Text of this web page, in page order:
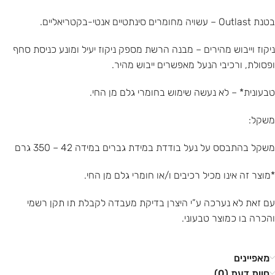
בטנת Outlast – עשויה מחומרים סינתטיים אנטי-בקטריאליים.
ניקוז וייבוש מהירים – מבנה הרשת מספק ניקוז יעיל ומונע כניסת סחף
ופסולת, ורכיבי הנעל מאפשרים ייבוש מהיר.
טבעונית* – לא נעשה שימוש בחומרי גלם מן החי.
משקל:
משקל בהתבסס על נעל בודדת במידת גברים במידה 42 – 350 גרם
*מוצר זה אינו מכיל רכיבים ו/או חומרי גלם מן החי.
עם זאת לא נערכה ע”י היצרן בדיקת מעבדה לקבלת תו תקן רשמי
והכרה בו כמוצר טבעוני.
מאפיינים